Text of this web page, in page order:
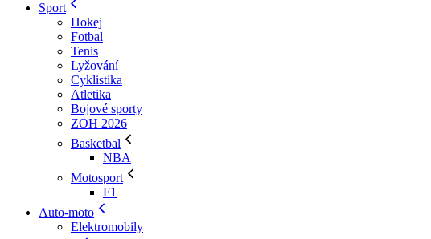
Sport
Hokej
Fotbal
Tenis
Lyžování
Cyklistika
Atletika
Bojové sporty
ZOH 2026
Basketbal
NBA
Motosport
F1
Auto-moto
Elektromobily